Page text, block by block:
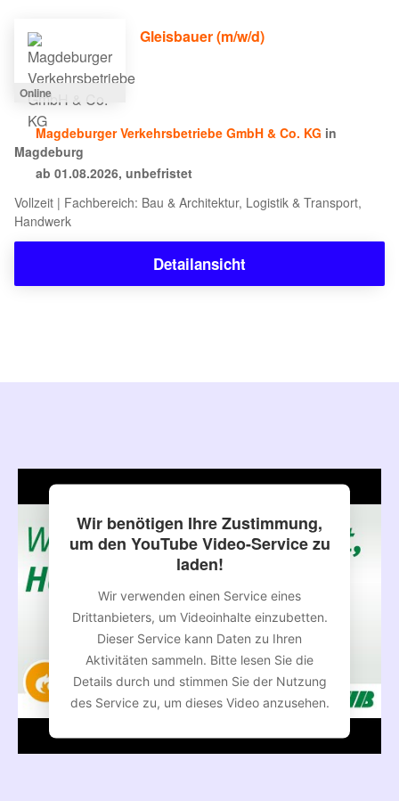
Online
Gleisbauer (m/w/d)
Magdeburger Verkehrsbetriebe GmbH & Co. KG in
Magdeburg
ab 01.08.2026, unbefristet
Vollzeit | Fachbereich: Bau & Architektur, Logistik & Transport,
Handwerk
Detailansicht
Wir benötigen Ihre Zustimmung,
um den YouTube Video-Service zu
laden!
Wir verwenden einen Service eines
Drittanbieters, um Videoinhalte einzubetten.
Dieser Service kann Daten zu Ihren
Aktivitäten sammeln. Bitte lesen Sie die
Details durch und stimmen Sie der Nutzung
des Service zu, um dieses Video anzusehen.
Mehr Informationen